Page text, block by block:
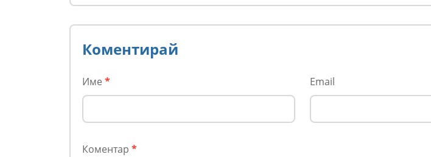
ЕС
Коментирай
Име * Email
Коментар *